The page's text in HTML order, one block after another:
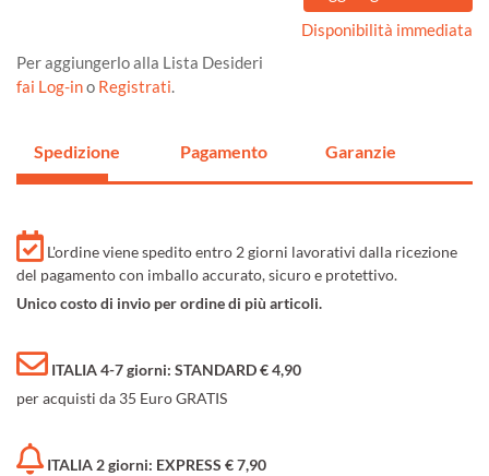
Disponibilità immediata
Per aggiungerlo alla Lista Desideri
fai Log-ino Registrati.
Spedizione Pagamento Garanzie
L'ordine viene spedito entro 2 giorni lavorativi dalla ricezione
del pagamento con imballo accurato, sicuro e protettivo.
Unico costo di invio per ordine di più articoli.
ITALIA 4-7 giorni: STANDARD € 4,90
per acquisti da 35 Euro GRATIS
ITALIA 2 giorni: EXPRESS € 7,90